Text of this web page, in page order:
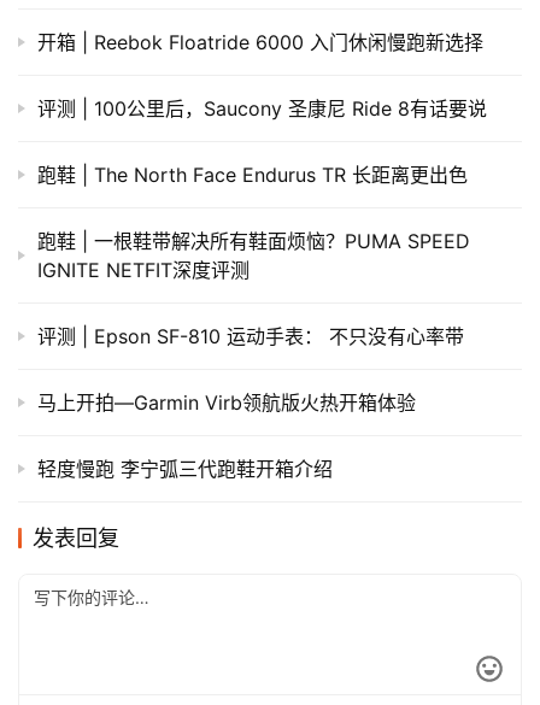
开箱 | Reebok Floatride 6000 入门休闲慢跑新选择
评测 | 100公里后，Saucony 圣康尼 Ride 8有话要说
跑鞋 | The North Face Endurus TR 长距离更出色
跑鞋 | 一根鞋带解决所有鞋面烦恼？PUMA SPEED
IGNITE NETFIT深度评测
评测 | Epson SF-810 运动手表： 不只没有心率带
马上开拍—Garmin Virb领航版火热开箱体验
轻度慢跑 李宁弧三代跑鞋开箱介绍
发表回复